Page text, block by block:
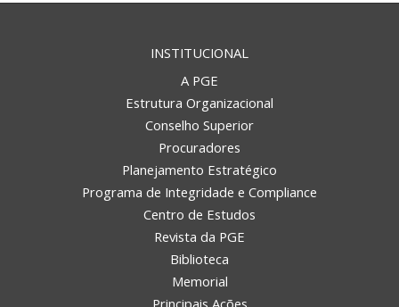
INSTITUCIONAL
A PGE
Estrutura Organizacional
Conselho Superior
Procuradores
Planejamento Estratégico
Programa de Integridade e Compliance
Centro de Estudos
Revista da PGE
Biblioteca
Memorial
Principais Ações